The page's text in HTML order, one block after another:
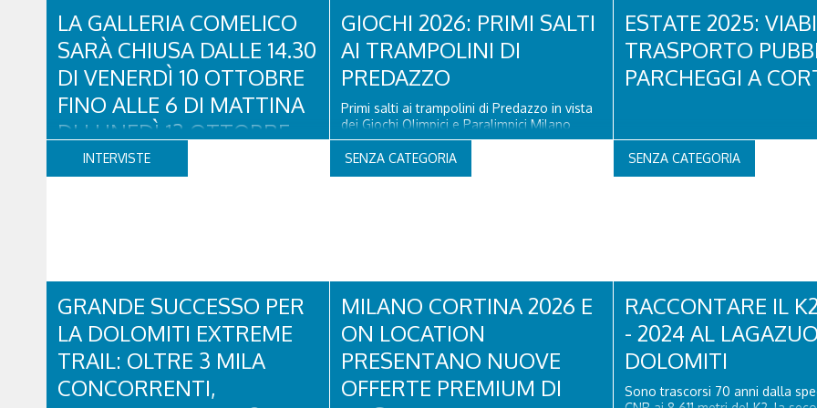
30 maggio festeggeremo insieme questo
incredibile viaggio… e vogliamo farlo con
tutti...
COLONNA SONORA DEL
PAOLO GALASSI Il cantautore
Francesco Baccini torna con il
“Matilde Lorenzi” (Edizioni
LA GALLERIA COMELICO
SARÀ CHIUSA DALLE 14.30
DI VENERDÌ 10 OTTOBRE
FINO ALLE 6 DI MATTINA
DI LUNEDÌ 13 OTTOBRE
Si è tenuto oggi pomeriggio il tavolo
prefettizio per l’aggiornamento sui lavori
GIOCHI 2026: PRIMI SALTI
AI TRAMPOLINI DI
PREDAZZO
Primi salti ai trampolini di Predazzo in vista
dei Giochi Olimpici e Paralimpici Milano
Cortina 2026. “Un gesto simbolico, ma
carico di significato: il trampolino torna a
volare, e con lui il nostro Paese. Come
ESTATE 2025:
TRASPORTO
PARCHEGGI A
INTERVISTE
GRANDE SUCCESSO PER
LA DOLOMITI EXTREME
TRAIL: OLTRE 3 MILA
CONCORRENTI,
SENZA CATEGORIA
MILANO CORTINA 2026 E
ON LOCATION
PRESENTANO NUOVE
OFFERTE PREMIUM DI
SENZA CATEGORIA
RACCONTARE IL
- 2024 AL
DOLOMITI
Sono trascorsi 70 anni dalla